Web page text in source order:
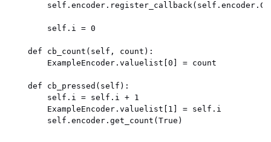
self.i = 0
def cb_count(self, count):
ExampleEncoder.valuelist[0] = count
def cb_pressed(self):
self.i = self.i + 1
ExampleEncoder.valuelist[1] = self.i
self.encoder.get_count(True)